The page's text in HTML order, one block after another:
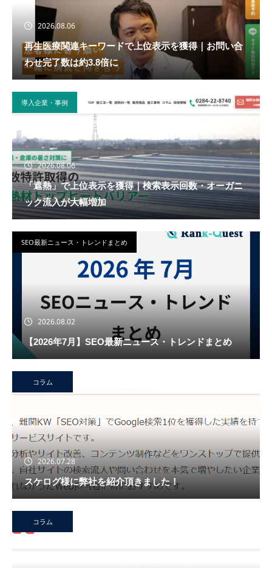
2026.08.06
再生医療関連キーワードで上位表示を獲得｜お問い合
わせ完了数は約3.8倍に
導入企業・事例
2026.08.06
「遮熱」で上位表示を獲得｜検索表示回数・オーガニ
ック流入が大幅増加
SEO最新ニュース・トレンドまとめ
2026.08.02
【2026年7月】SEO最新ニュース・トレンドまとめ
コラム
2026.07.28
スケログ様に弊社を紹介頂きました！
コラム